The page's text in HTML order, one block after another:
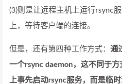
(3)则是让远程主机上运行rsync
上，等待客户端的连接。
但是，还有第四种工作方式： 通
一个rsync daemon，这不同于
上事先启动rsync服务，而是临